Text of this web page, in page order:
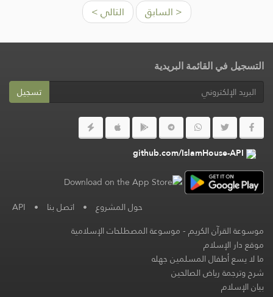
< السابق التالي >
التسجيل في القائمة البريدية
تسجيل
github.com/IslamHouse-API
حول المشروع • اتصل بنا •
API
موسوعة القرآن الكريم-موسوعة المصطلحات الإسلامية
موقع دار الإسلام
ما لا يسع أطفال المسلمين جهله
شرح وترجمة رياض الصالحين
بيان الإسلام